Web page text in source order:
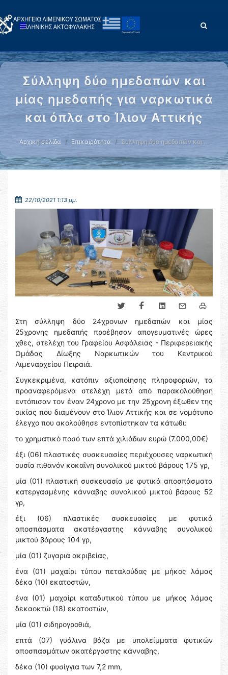
Σύλληψη δύο ημεδαπών και
μίας ημεδαπής για ναρκωτικά
και όπλα στο Ίλιον Αττικής
Αρχική σελίδα Επικαιρότητα Σύλληψη δύο ημεδαπών και …
22/10/2021 1:13 μμ.
Στη σύλληψη δύο 24χρονων ημεδαπών και μίας
25χρονης ημεδαπής προέβησαν απογευματινές ώρες
χθες, στελέχη του Γραφείου Ασφάλειας - Περιφερειακής
Ομάδας Δίωξης Ναρκωτικών του Κεντρικού
Λιμεναρχείου Πειραιά.
Συγκεκριμένα, κατόπιν αξιοποίησης πληροφοριών, τα
προαναφερόμενα στελέχη μετά από παρακολούθηση
εντόπισαν τον έναν 24χρονο με την 25χρονη έξωθεν της
οικίας που διαμένουν στο Ίλιον Αττικής και σε νομότυπο
έλεγχο που ακολούθησε εντοπίστηκαν τα κάτωθι:
το χρηματικό ποσό των επτά χιλιάδων ευρώ (7.000,00€)
έξι (06) πλαστικές συσκευασίες περιέχουσες ναρκωτική
ουσία πιθανόν κοκαΐνη συνολικού μικτού βάρους 175 γρ,
μία (01) πλαστική συσκευασία με φυτικά αποσπάσματα
κατεργασμένης κάνναβης συνολικού μικτού βάρους 52
γρ,
έξι (06) πλαστικές συσκευασίες με φυτικά
αποσπάσματα ακατέργαστης κάνναβης συνολικού
μικτού βάρους 104 γρ,
μία (01) ζυγαριά ακριβείας,
ένα (01) μαχαίρι τύπου πεταλούδας με μήκος λάμας
δέκα (10) εκατοστών,
ένα (01) μαχαίρι καταδυτικού τύπου με μήκος λάμας
δεκαοκτώ (18) εκατοστών,
μία (01) σιδηρογροθιά,
επτά (07) γυάλινα βάζα με υπολείμματα φυτικών
αποσπασμάτων ακατέργαστης κάνναβης,
δέκα (10) φυσίγγια των 7,2 mm,